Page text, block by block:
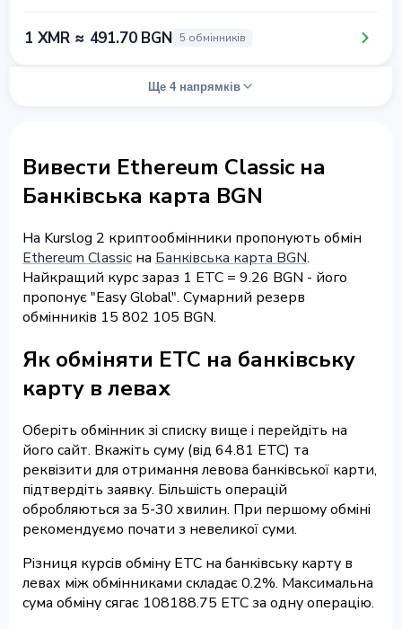
1 XMR ≈ 491.70 BGN 5 обмінників
Ще 4 напрямків
Вивести Ethereum Classic на
Банківська карта BGN
На Kurslog 2 криптообмінники пропонують обмін
Ethereum Classic на Банківська карта BGN.
Найкращий курс зараз 1 ETC = 9.26 BGN - його
пропонує "Easy Global". Сумарний резерв
обмінників 15 802 105 BGN.
Як обміняти ETC на банківську
карту в левах
Оберіть обмінник зі списку вище і перейдіть на
його сайт. Вкажіть суму (від 64.81 ETC) та
реквізити для отримання левова банківської карти,
підтвердіть заявку. Більшість операцій
обробляються за 5-30 хвилин. При першому обміні
рекомендуємо почати з невеликої суми.
Різниця курсів обміну ETC на банківську карту в
левах між обмінниками складає 0.2%. Максимальна
сума обміну сягає 108188.75 ETC за одну операцію.